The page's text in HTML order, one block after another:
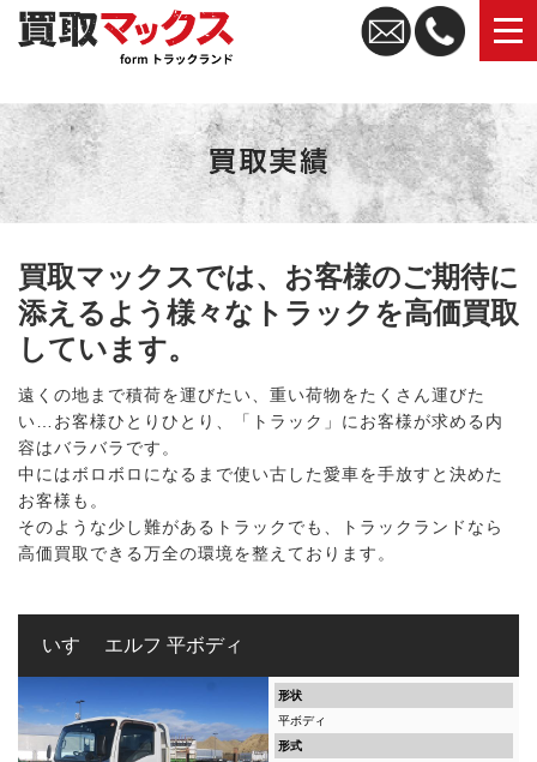
トラック買取なら買取マックス｜全国無料査定・高価買取
買取マックスでは、お客様のご期待に
添えるよう様々なトラックを高価買取
しています。
遠くの地まで積荷を運びたい、重い荷物をたくさん運びた
い…お客様ひとりひとり、「トラック」にお客様が求める内
容はバラバラです。
中にはボロボロになるまで使い古した愛車を手放すと決めた
お客様も。
そのような少し難があるトラックでも、トラックランドなら
高価買取できる万全の環境を整えております。
いすゞ エルフ 平ボディ
形状
平ボディ
形式